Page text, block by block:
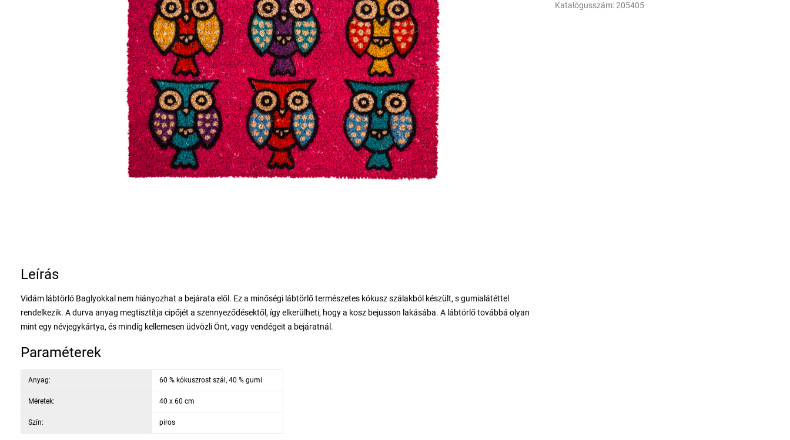
Katalógusszám:205405
Leírás
Vidám lábtörló Baglyokkal nem hiányozhat a bejárata elől. Ez a minőségi lábtörlő természetes kókusz szálakból készült, s gumialátéttel
rendelkezik. A durva anyag megtisztítja cipőjét a szennyeződésektől, így elkerülheti, hogy a kosz bejusson lakásába. A lábtörlő továbbá olyan
mint egy névjegykártya, és mindíg kellemesen üdvözli Önt, vagy vendégeit a bejáratnál.
Paraméterek
Anyag: 60 % kókuszrost szál, 40 % gumi
Méretek: 40 x 60 cm
Szín: piros